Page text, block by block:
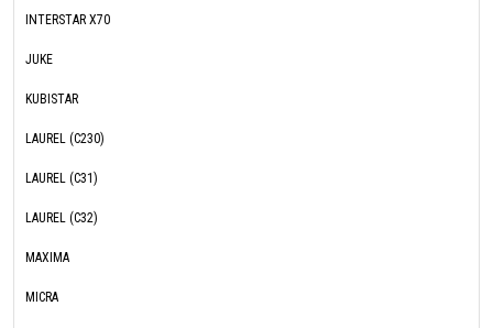
INTERSTAR X70
JUKE
KUBISTAR
LAUREL (C230)
LAUREL (C31)
LAUREL (C32)
MAXIMA
MICRA